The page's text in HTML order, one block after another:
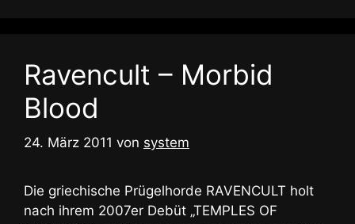
Ravencult – Morbid
Blood
24. März 2011 von system
Die griechische Prügelhorde RAVENCULT holt
nach ihrem 2007er Debüt „TEMPLES OF